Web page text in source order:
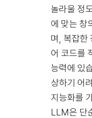
놀라울 정
에 맞는 창
며, 복잡한
어 코드를
능력에 있
상하기 어
지능화를
LLM은 단